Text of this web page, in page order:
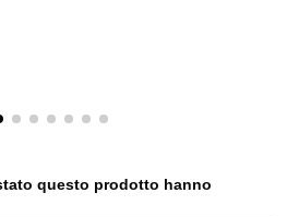
questo prodotto hanno